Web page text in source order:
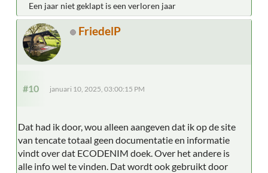
Een jaar niet geklapt is een verloren jaar
FriedelP
#10 januari 10, 2025, 03:00:15 PM
Dat had ik door, wou alleen aangeven dat ik op de site
van tencate totaal geen documentatie en informatie
vindt over dat ECODENIM doek. Over het andere is
alle info wel te vinden. Dat wordt ook gebruikt door